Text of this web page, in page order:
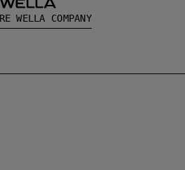
WELLA COMPANY